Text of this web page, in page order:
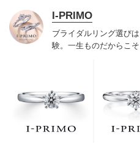
I-PRIMO
ブライダルリング選び
験。一生ものだからこ
でお待ちしております
緒に。まずは、アイプリ